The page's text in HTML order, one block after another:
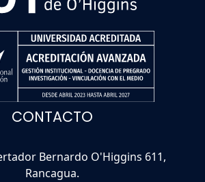
CONTACTO
Bernardo O'Higgins 611,
Rancagua.